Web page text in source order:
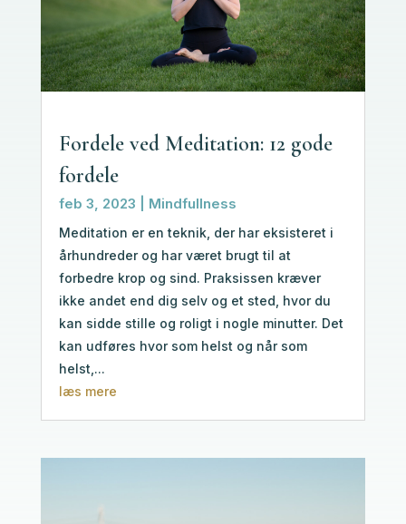
Fordele ved Meditation: 12 gode
fordele
feb 3, 2023 Mindfullness
Meditation er en teknik, der har eksisteret i
århundreder og har været brugt til at
forbedre krop og sind. Praksissen kræver
ikke andet end dig selv og et sted, hvor du
kan sidde stille og roligt i nogle minutter. Det
kan udføres hvor som helst og når som
helst,...
læs mere